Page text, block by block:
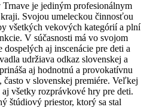
je jediným profesionálnym
Svojou umeleckou činnosťou
všetkých vekových kategórií a plní
V súčasnosti má vo svojom
dospelých aj inscenácie pre deti a
udržiava odkaz slovenskej a
aj hodnotnú a provokatívnu
často v slovenskej premiére. Veľkej
všetky rozprávkové hry pre deti.
štúdiový priestor, ktorý sa stal